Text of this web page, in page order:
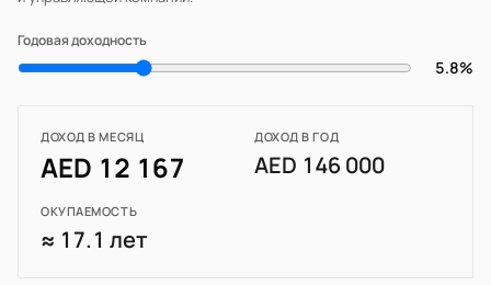
Годовая доходность
5.8%
ДОХОД В МЕСЯЦ
AED 12 167
ДОХОД В ГОД
AED 146 000
ОКУПАЕМОСТЬ
≈ 17.1 лет